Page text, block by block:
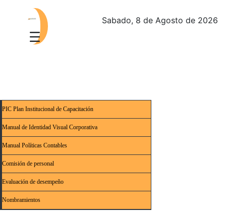
Sabado, 8 de Agosto de 2026
PIC Plan Institucional de Capacitación
Manual de Identidad Visual Corporativa
Manual Políticas Contables
Comisión de personal
Evaluación de desempeño
Nombramientos